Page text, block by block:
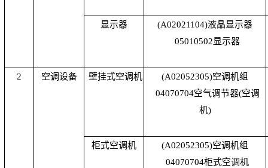
显示器 (A02021104)液晶显示器
05010502显示器
2 空调设备 壁挂式空调机 (A02052305)空调机组
04070704空气调节器(空调
机)
柜式空调机 (A02052305)空调机组
04070704柜式空调机